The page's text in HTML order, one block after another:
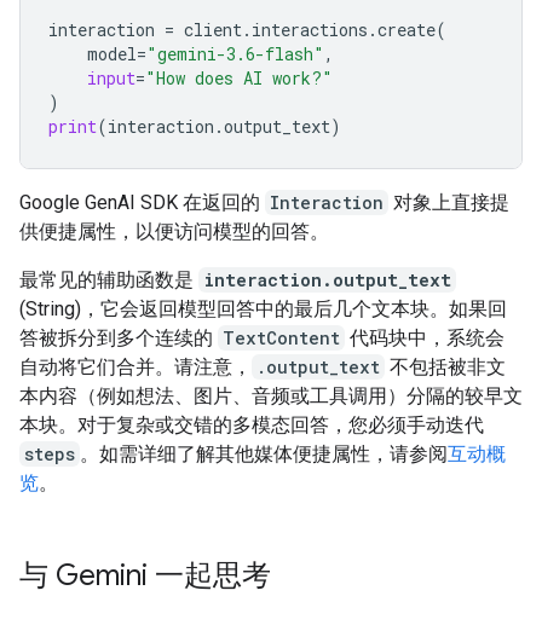
interaction = client. interactions .create(
model="gemini-3.6-flash" ,
input="How does AI work?"
)
print(interaction .output_text)
Google GenAI SDK 在返回的 Interaction 对象上直接提
供便捷属性，以便访问模型的回答。
最常见的辅助函数是 interaction.output_text
(String)，它会返回模型回答中的最后几个文本块。如果回
答被拆分到多个连续的 TextContent 代码块中，系统会
自动将它们合并。请注意，
.output_text 不包括被非文
本内容（例如想法、图片、音频或工具调用）分隔的较早文
本块。对于复杂或交错的多模态回答，您必须手动迭代
steps 。如需详细了解其他媒体便捷属性，请参阅互动概
览。
与 Gemini 一起思考